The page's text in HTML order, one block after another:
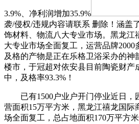
3.9%、净利润增加35.9%
袭/侵权/违规内容请联系 删除！涵盖
饰材料、物流八大专业市场。黑龙江
大专业市场全面复工，运营品牌2000
及格的产物是正在乐格卫浴采办的神
楼市，于冠超对依安县目前陶瓷财产
中，及格率93.3%！
已有1500户业户开门停业近日，
营面积15万平方米，黑龙江禧龙国际
场全面复工，总占地面积170万平方